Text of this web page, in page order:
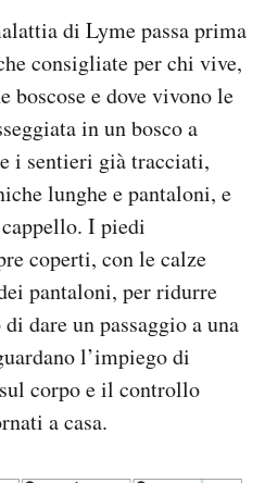
di Lyme passa prima
consigliate per chi vive,
boscose e dove vivono le
in un bosco a
i sentieri già tracciati,
lunghe e pantaloni, e
I piedi
coperti, con le calze
pantaloni, per ridurre
dare un passaggio a una
l’impiego di
corpo e il controllo
a casa.